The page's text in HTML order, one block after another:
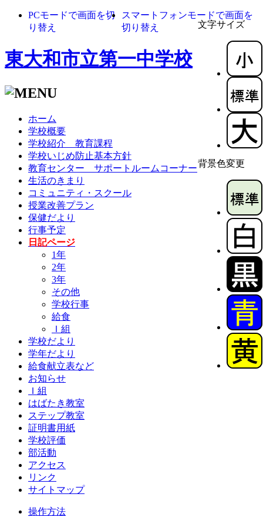
文字サイズ
背景色変更
PCモードで画面を切
り替え
スマートフォンモードで画面を
切り替え
東大和市立第一中学校
ホーム
学校概要
学校紹介 教育課程
学校いじめ防止基本方針
教育センター サポートルームコーナー
生活のきまり
コミュニティ・スクール
授業改善プラン
保健だより
行事予定
日記ページ
1年
2年
3年
その他
学校行事
給食
Ｉ組
学校だより
学年だより
給食献立表など
お知らせ
Ｉ組
はばたき教室
ステップ教室
証明書用紙
学校評価
部活動
アクセス
リンク
サイトマップ
操作方法